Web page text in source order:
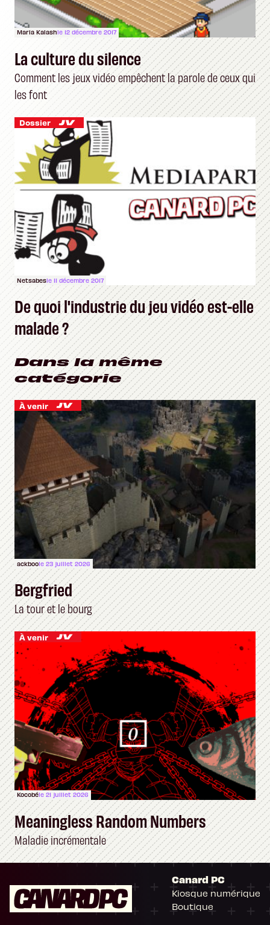
Maria Kalashle 12 décembre 2017
La culture du silence
Comment les jeux vidéo empêchent la parole de ceux qui
les font
Dossier
Netsabesle 11 décembre 2017
De quoi l'industrie du jeu vidéo est-elle
malade ?
Dans la même
catégorie
À venir
ackboole 23 juillet 2026
Bergfried
La tour et le bourg
À venir
Kocobéle 21 juillet 2026
Meaningless Random Numbers
Maladie incrémentale
Canard PC
Kiosque numérique
Boutique